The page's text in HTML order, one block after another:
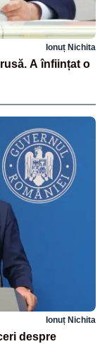
Ionuț Nichita
A înființat o
Ionuț Nichita
despre